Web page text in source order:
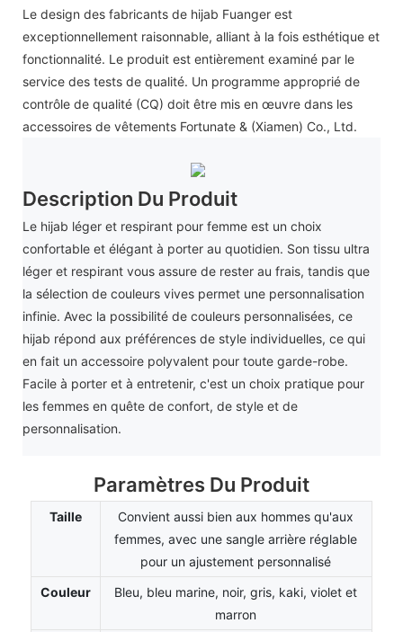
Le design des fabricants de hijab Fuanger est
exceptionnellement raisonnable, alliant à la fois esthétique et
fonctionnalité. Le produit est entièrement examiné par le
service des tests de qualité. Un programme approprié de
contrôle de qualité (CQ) doit être mis en œuvre dans les
accessoires de vêtements Fortunate & (Xiamen) Co., Ltd.
Description Du Produit
Le hijab léger et respirant pour femme est un choix
confortable et élégant à porter au quotidien. Son tissu ultra
léger et respirant vous assure de rester au frais, tandis que
la sélection de couleurs vives permet une personnalisation
infinie. Avec la possibilité de couleurs personnalisées, ce
hijab répond aux préférences de style individuelles, ce qui
en fait un accessoire polyvalent pour toute garde-robe.
Facile à porter et à entretenir, c'est un choix pratique pour
les femmes en quête de confort, de style et de
personnalisation.
Paramètres Du Produit
Taille
Convient aussi bien aux hommes qu'aux
femmes, avec une sangle arrière réglable
pour un ajustement personnalisé
Couleur
Bleu, bleu marine, noir, gris, kaki, violet et
marron